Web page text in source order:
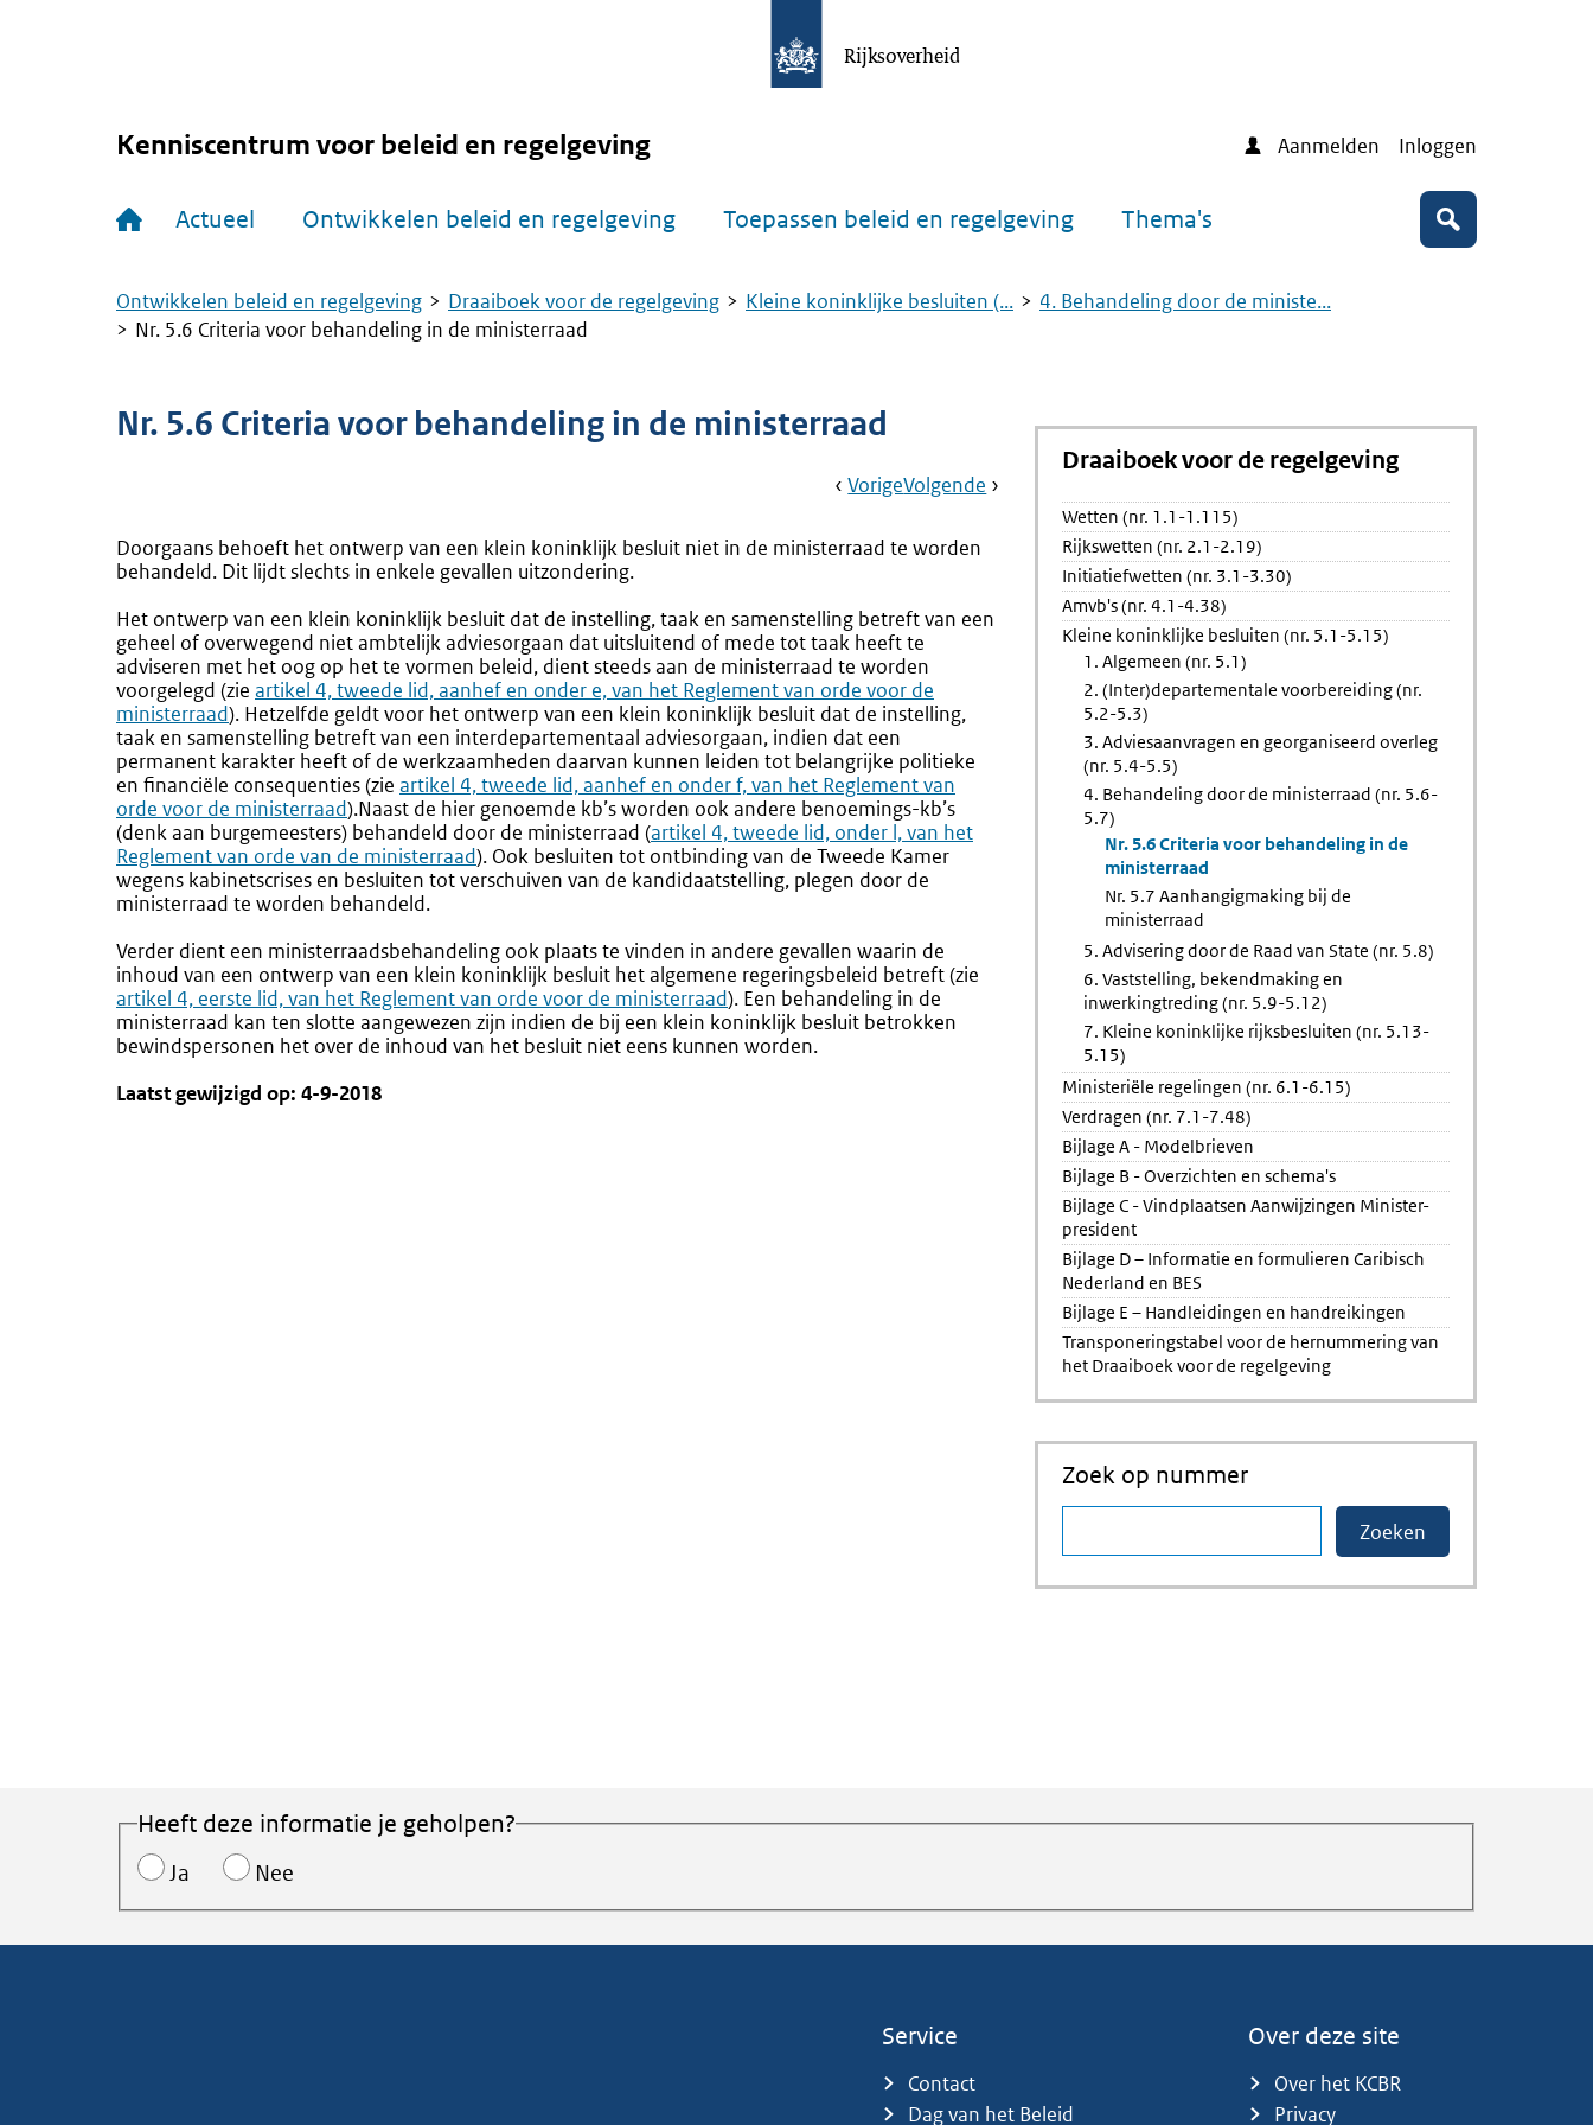
Rijksoverheid
Kenniscentrum voor beleid en regelgeving Aanmelden Inloggen
Actueel Ontwikkelen beleid en regelgeving Toepassen beleid en regelgeving Thema's Zoeken
Kruimelpad
Ontwikkelen beleid en regelgeving Draaiboek voor de regelgeving Kleine koninklijke besluiten (...
4. Behandeling door de ministe...
Nr. 5.6 Criteria voor behandeling in de ministerraad
Nr. 5.6 Criteria voor behandeling in de ministerraad
Book
Ga
VorigePagina:
Door
(nr.
5.6-
5.7)
Ga
Volgende Pagina:
Aanhangigmaking
Ministerraad
Doorgaans behoeft het ontwerp van een klein koninklijk besluit niet in de ministerraad te worden
behandeld. Dit lijdt slechts in enkele gevallen uitzondering.
Het ontwerp van een klein koninklijk besluit dat de instelling, taak en samenstelling betreft van een
geheel of overwegend niet ambtelijk adviesorgaan dat uitsluitend of mede tot taak heeft te
adviseren met het oog op het te vormen beleid, dient steeds aan de ministerraad te worden
voorgelegd (zie Externe
link:
artikel 4, tweede lid, aanhef en onder e, van het Reglement van orde voor de
ministerraad). Hetzelfde geldt voor het ontwerp van een klein koninklijk besluit dat de instelling,
taak en samenstelling betreft van een interdepartementaal adviesorgaan, indien dat een
permanent karakter heeft of de werkzaamheden daarvan kunnen leiden tot belangrijke politieke
en financiële consequenties (zie Externe
link:
artikel 4, tweede lid, aanhef en onder f, van het Reglement van
orde voor de ministerraad).Naast de hier genoemde kb’s worden ook andere benoemings-kb’s
(denk aan burgemeesters) behandeld door de ministerraad (Externe
link:
artikel 4, tweede lid, onder l, van het
Reglement van orde van de ministerraad). Ook besluiten tot ontbinding van de Tweede Kamer
wegens kabinetscrises en besluiten tot verschuiven van de kandidaatstelling, plegen door de
ministerraad te worden behandeld.
Verder dient een ministerraadsbehandeling ook plaats te vinden in andere gevallen waarin de
inhoud van een ontwerp van een klein koninklijk besluit het algemene regeringsbeleid betreft (zie
artikel 4, eerste lid, van het Reglement van orde voor de ministerraad). Een behandeling in de
ministerraad kan ten slotte aangewezen zijn indien de bij een klein koninklijk besluit betrokken
bewindspersonen het over de inhoud van het besluit niet eens kunnen worden.
Laatst gewijzigd op: 4-9-2018
Draaiboek voor de regelgeving
Wetten (nr. 1.1-1.115)
Rijkswetten (nr. 2.1-2.19)
Initiatiefwetten (nr. 3.1-3.30)
Amvb's (nr. 4.1-4.38)
Kleine koninklijke besluiten (nr. 5.1-5.15)
1. Algemeen (nr. 5.1)
2. (Inter)departementale voorbereiding (nr.
5.2-5.3)
3. Adviesaanvragen en georganiseerd overleg
(nr. 5.4-5.5)
4. Behandeling door de ministerraad (nr. 5.6-
5.7)
Nr. 5.6 Criteria voor behandeling in de
ministerraad
Nr. 5.7 Aanhangigmaking bij de
ministerraad
5. Advisering door de Raad van State (nr. 5.8)
6. Vaststelling, bekendmaking en
inwerkingtreding (nr. 5.9-5.12)
7. Kleine koninklijke rijksbesluiten (nr. 5.13-
5.15)
Ministeriële regelingen (nr. 6.1-6.15)
Verdragen (nr. 7.1-7.48)
Bijlage A - Modelbrieven
Bijlage B - Overzichten en schema's
Bijlage C - Vindplaatsen Aanwijzingen Minister-
president
Bijlage D – Informatie en formulieren Caribisch
Nederland en BES
Bijlage E – Handleidingen en handreikingen
Transponeringstabel voor de hernummering van
het Draaiboek voor de regelgeving
Zoek op nummer
Heeft deze informatie je geholpen?
Ja Nee
Service
Contact
Dag van het Beleid
Over deze site
Over het KCBR
Privacy